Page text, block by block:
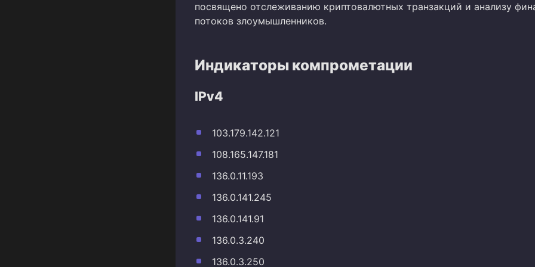
посвящено отслеживанию криптовалютных транзакций и анализу
потоков злоумышленников.
Индикаторы компрометации
IPv4
103.179.142.121
108.165.147.181
136.0.11.193
136.0.141.245
136.0.141.91
136.0.3.240
136.0.3.250